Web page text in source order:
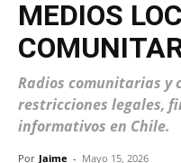
MEDIOS
Radios comunitarias y
restricciones legales,
informativos en Chile.
Por Jaime - Mayo 15, 2026